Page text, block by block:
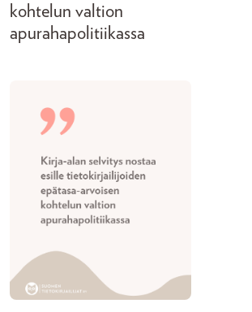
kohtelun valtion
apurahapolitiikassa